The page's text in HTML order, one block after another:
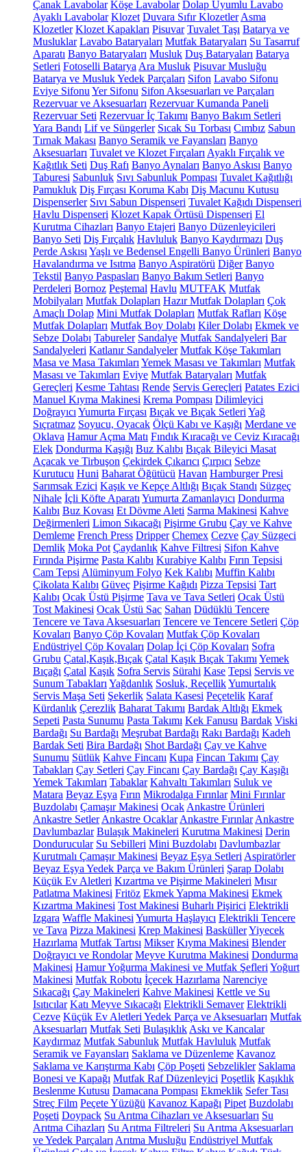
Çanak Lavabolar Köşe Lavabolar Dolap Uyumlu Lavabo
Ayaklı Lavabolar Klozet Duvara Sıfır Klozetler Asma
Klozetler Klozet Kapakları Pisuvar Tuvalet Taşı Batarya ve
Musluklar Lavabo Bataryaları Mutfak Bataryaları Su Tasarruf
Aparatı Banyo Bataryaları Musluk Duş Bataryaları Batarya
Setleri Fotoselli Batarya Ara Musluk Pisuvar Musluğu
Batarya ve Musluk Yedek Parçaları Sifon Lavabo Sifonu
Eviye Sifonu Yer Sifonu Sifon Aksesuarları ve Parçaları
Rezervuar ve Aksesuarları Rezervuar Kumanda Paneli
Rezervuar Seti Rezervuar İç Takımı Banyo Bakım Setleri
Yara Bandı Lif ve Süngerler Sıcak Su Torbası Cımbız Sabun
Tırnak Makası Banyo Seramik ve Fayansları Banyo
Aksesuarları Tuvalet ve Klozet Fırçaları Ayaklı Fırçalık ve
Kağıtlık Seti Duş Rafı Banyo Aynaları Banyo Askısı Banyo
Taburesi Sabunluk Sıvı Sabunluk Pompası Tuvalet Kağıtlığı
Pamukluk Diş Fırçası Koruma Kabı Diş Macunu Kutusu
Dispenserler Sıvı Sabun Dispenseri Tuvalet Kağıdı Dispenseri
Havlu Dispenseri Klozet Kapak Örtüsü Dispenseri El
Kurutma Cihazları Banyo Etajeri Banyo Düzenleyicileri
Banyo Seti Diş Fırçalık Havluluk Banyo Kaydırmazı Duş
Perde Askısı Yaşlı ve Bedensel Engelli Banyo Ürünleri Banyo
Havalandırma ve Isıtma Banyo Aspiratörü Diğer Banyo
Tekstil Banyo Paspasları Banyo Bakım Setleri Banyo
Perdeleri Bornoz Peştemal Havlu MUTFAK Mutfak
Mobilyaları Mutfak Dolapları Hazır Mutfak Dolapları Çok
Amaçlı Dolap Mini Mutfak Dolapları Mutfak Rafları Köşe
Mutfak Dolapları Mutfak Boy Dolabı Kiler Dolabı Ekmek ve
Sebze Dolabı Tabureler Sandalye Mutfak Sandalyeleri Bar
Sandalyeleri Katlanır Sandalyeler Mutfak Köşe Takımları
Masa ve Masa Takımları Yemek Masası ve Takımları Mutfak
Masası ve Takımları Eviye Mutfak Bataryaları Mutfak
Gereçleri Kesme Tahtası Rende Servis Gereçleri Patates Ezici
Manuel Kıyma Makinesi Krema Pompası Dilimleyici
Doğrayıcı Yumurta Fırçası Bıçak ve Bıçak Setleri Yağ
Sıçratmaz Soyucu, Oyacak Ölçü Kabı ve Kaşığı Merdane ve
Oklava Hamur Açma Matı Fındık Kıracağı ve Ceviz Kıracağı
Elek Dondurma Kaşığı Buz Kalıbı Bıçak Bileyici Masat
Açacak ve Tirbuşon Çekirdek Çıkarıcı Çırpıcı Sebze
Kurutucu Huni Baharat Öğütücü Havan Hamburger Presi
Sarımsak Ezici Kaşık ve Kepçe Altlığı Bıçak Standı Süzgeç
Nihale İçli Köfte Aparatı Yumurta Zamanlayıcı Dondurma
Kalıbı Buz Kovası Et Dövme Aleti Sarma Makinesi Kahve
Değirmenleri Limon Sıkacağı Pişirme Grubu Çay ve Kahve
Demleme French Press Dripper Chemex Cezve Çay Süzgeci
Demlik Moka Pot Çaydanlık Kahve Filtresi Sifon Kahve
Fırında Pişirme Pasta Kalıbı Kurabiye Kalıbı Fırın Tepsisi
Cam Tepsi Alüminyum Folyo Kek Kalıbı Muffin Kalıbı
Çikolata Kalıbı Güveç Pişirme Kağıdı Pizza Tepsisi Tart
Kalıbı Ocak Üstü Pişirme Tava ve Tava Setleri Ocak Üstü
Tost Makinesi Ocak Üstü Sac Sahan Düdüklü Tencere
Tencere ve Tava Aksesuarları Tencere ve Tencere Setleri Çöp
Kovaları Banyo Çöp Kovaları Mutfak Çöp Kovaları
Endüstriyel Çöp Kovaları Dolap İçi Çöp Kovaları Sofra
Grubu Çatal,Kaşık,Bıçak Çatal Kaşık Bıçak Takımı Yemek
Bıçağı Çatal Kaşık Sofra Servis Sürahi Kase Tepsi Servis ve
Sunum Tabakları Yağdanlık Sosluk, ReçellikYumurtalık
Servis Maşa Seti Şekerlik Salata Kasesi Peçetelik Karaf
Kürdanlık Çerezlik Baharat Takımı Bardak Altlığı Ekmek
Sepeti Pasta Sunumu Pasta Takımı Kek Fanusu Bardak Viski
Bardağı Su Bardağı Meşrubat Bardağı Rakı Bardağı Kadeh
Bardak Seti Bira Bardağı Shot Bardağı Çay ve Kahve
Sunumu Sütlük Kahve Fincanı Kupa Fincan Takımı Çay
Tabakları Çay Setleri Çay Fincanı Çay Bardağı Çay Kaşığı
Yemek Takımları Tabaklar Kahvaltı Takımları Suluk ve
Matara Beyaz Eşya Fırın Mikrodalga Fırınlar Mini Fırınlar
Buzdolabı Çamaşır Makinesi Ocak Ankastre Ürünleri
Ankastre Setler Ankastre Ocaklar Ankastre Fırınlar Ankastre
Davlumbazlar Bulaşık Makineleri Kurutma Makinesi Derin
Dondurucular Su Sebilleri Mini Buzdolabı Davlumbazlar
Kurutmalı Çamaşır Makinesi Beyaz Eşya Setleri Aspiratörler
Beyaz Eşya Yedek Parça ve Bakım Ürünleri Şarap Dolabı
Küçük Ev Aletleri Kızartma ve Pişirme Makineleri Mısır
Patlatma Makinesi Fritöz Ekmek Yapma Makinesi Ekmek
Kızartma Makinesi Tost Makinesi Buharlı Pişirici Elektrikli
Izgara Waffle Makinesi Yumurta Haşlayıcı Elektrikli Tencere
ve Tava Pizza Makinesi Krep Makinesi BasküllerYiyecek
Hazırlama Mutfak Tartısı Mikser Kıyma Makinesi Blender
Doğrayıcı ve Rondolar Meyve Kurutma Makinesi Dondurma
Makinesi Hamur Yoğurma Makinesi ve Mutfak Şefleri Yoğurt
Makinesi Mutfak Robotu İçecek Hazırlama Narenciye
Sıkacağı Çay Makineleri Kahve Makinesi Kettle ve Su
Isıtıcılar Katı Meyve Sıkacağı Elektrikli Semaver Elektrikli
Cezve Küçük Ev Aletleri Yedek Parça ve Aksesuarları Mutfak
Aksesuarları Mutfak Seti Bulaşıklık Askı ve Kancalar
Kaydırmaz Mutfak Sabunluk Mutfak Havluluk Mutfak
Seramik ve Fayansları Saklama ve Düzenleme Kavanoz
Saklama ve Karıştırma Kabı Çöp Poşeti Sebzelikler Saklama
Bonesi ve Kapağı Mutfak Raf Düzenleyici Poşetlik Kaşıklık
Beslenme Kutusu Damacana Pompası Ekmeklik Sefer Tası
Streç Film Peçete Yüzüğü Kavanoz Kapağı Pipet Buzdolabı
Poşeti Doypack Su Arıtma Cihazları ve Aksesuarları Su
Arıtma Cihazları Su Arıtma Filtreleri Su Arıtma Aksesuarları
ve Yedek Parçaları Arıtma Musluğu Endüstriyel Mutfak